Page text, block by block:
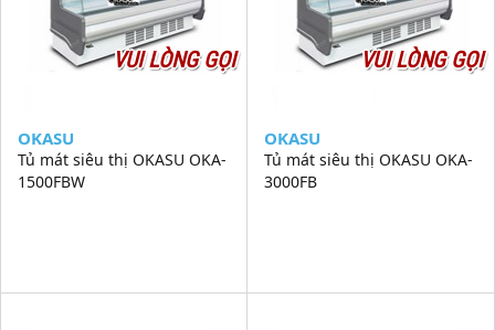
VUI LÒNG GỌI
OKASU
Tủ mát siêu thị OKASU OKA-
1500FBW
VUI LÒNG GỌI
OKASU
Tủ mát siêu thị OKASU OKA-
3000FB